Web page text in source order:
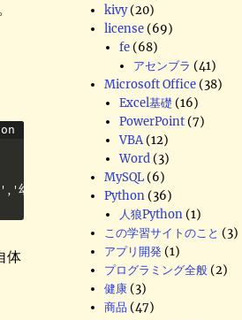
幼児':'フグ田タラオ','ペット':'タマ
体
kivy(20)
license(69)
fe(68)
アセンブラ (41)
Microsoft Office(38)
Excel基礎 (16)
PowerPoint(7)
VBA(12)
Word(3)
MySQL(6)
Python(36)
人狼Python(1)
この学習サイトのこと (3)
アプリ開発(1)
プログラミング全般(2)
健康(3)
商品 (47)